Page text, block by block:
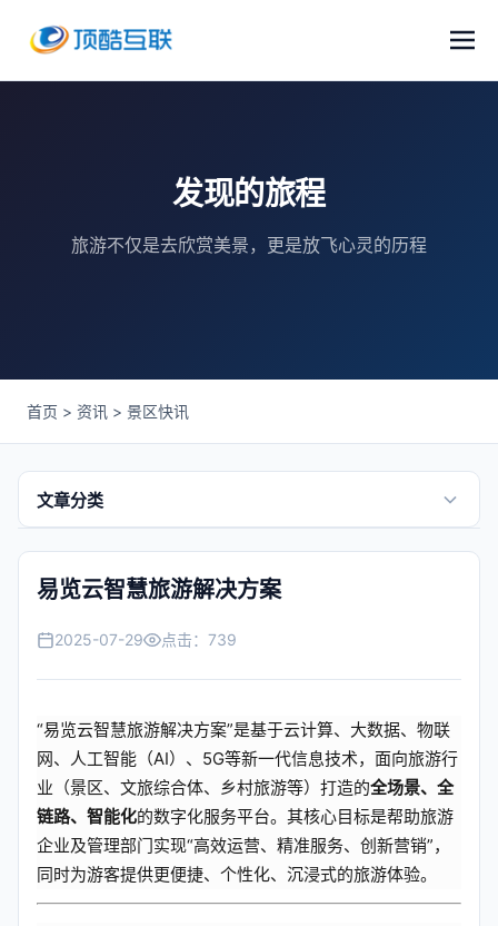
发现的旅程
旅游不仅是去欣赏美景，更是放飞心灵的历程
首页 > 资讯 > 景区快讯
文章分类
常见问题
帮助中心
易览云智慧旅游解决方案
2025-07-29 点击： 739
“易览云智慧旅游解决方案”是基于云计算、大数据、物联
网、人工智能（AI）、5G等新一代信息技术，面向旅游行
业（景区、文旅综合体、乡村旅游等）打造的全场景、全
链路、智能化的数字化服务平台。其核心目标是帮助旅游
企业及管理部门实现“高效运营、精准服务、创新营销”，
同时为游客提供更便捷、个性化、沉浸式的旅游体验。